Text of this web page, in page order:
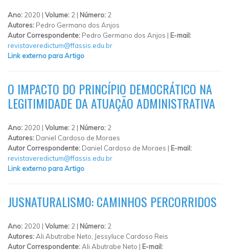
Ano: 2020 | Volume: 2 | Número: 2
Autores: Pedro Germano dos Anjos
Autor Correspondente: Pedro Germano dos Anjos | E-mail:
revistaveredictum@ffassis.edu.br
Link externo para Artigo
O IMPACTO DO PRINCÍPIO DEMOCRÁTICO NA
LEGITIMIDADE DA ATUAÇÃO ADMINISTRATIVA
Ano: 2020 | Volume: 2 | Número: 2
Autores: Daniel Cardoso de Moraes
Autor Correspondente: Daniel Cardoso de Moraes | E-mail:
revistaveredictum@ffassis.edu.br
Link externo para Artigo
JUSNATURALISMO: CAMINHOS PERCORRIDOS
Ano: 2020 | Volume: 2 | Número: 2
Autores:Ali Abutrabe Neto, Jessyluce Cardoso Reis
Autor Correspondente:Ali Abutrabe Neto | E-mail: